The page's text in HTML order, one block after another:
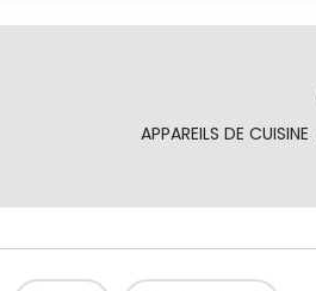
APPAREILS DE CUISINE